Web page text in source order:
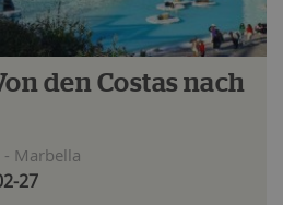
den Costas nach
- Marbella
27